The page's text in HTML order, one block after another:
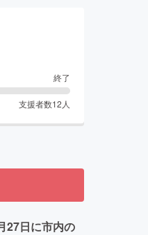
終了
支援者数12 人
27日に市内の